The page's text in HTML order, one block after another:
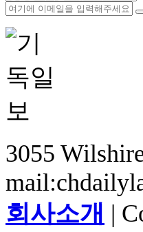
3055
회사소개 |